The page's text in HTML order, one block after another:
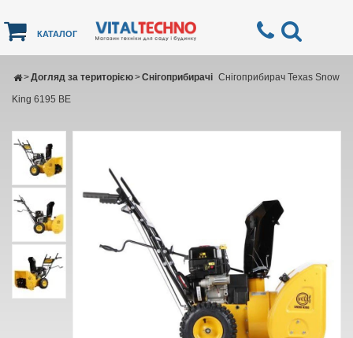
КАТАЛОГ
Догляд за територією
> Снігоприбирачі
>
Снігоприбирач Texas Snow
King 6195 BE